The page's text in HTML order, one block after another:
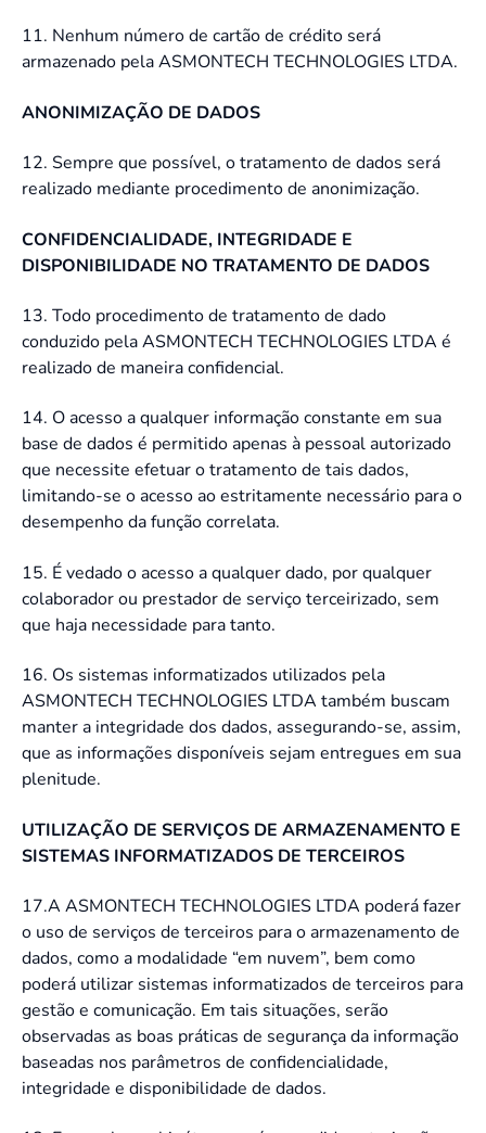
11. Nenhum número de cartão de crédito será
armazenado pela ASMONTECH TECHNOLOGIES LTDA.
ANONIMIZAÇÃO DE DADOS
12. Sempre que possível, o tratamento de dados será
realizado mediante procedimento de anonimização.
CONFIDENCIALIDADE, INTEGRIDADE E
DISPONIBILIDADE NO TRATAMENTO DE DADOS
13. Todo procedimento de tratamento de dado
conduzido pela ASMONTECH TECHNOLOGIES LTDA é
realizado de maneira confidencial.
14. O acesso a qualquer informação constante em sua
base de dados é permitido apenas à pessoal autorizado
que necessite efetuar o tratamento de tais dados,
limitando-se o acesso ao estritamente necessário para o
desempenho da função correlata.
15. É vedado o acesso a qualquer dado, por qualquer
colaborador ou prestador de serviço terceirizado, sem
que haja necessidade para tanto.
16. Os sistemas informatizados utilizados pela
ASMONTECH TECHNOLOGIES LTDA também buscam
manter a integridade dos dados, assegurando-se, assim,
que as informações disponíveis sejam entregues em sua
plenitude.
UTILIZAÇÃO DE SERVIÇOS DE ARMAZENAMENTO E
SISTEMAS INFORMATIZADOS DE TERCEIROS
17.A ASMONTECH TECHNOLOGIES LTDA poderá fazer
o uso de serviços de terceiros para o armazenamento de
dados, como a modalidade “em nuvem”, bem como
poderá utilizar sistemas informatizados de terceiros para
gestão e comunicação. Em tais situações, serão
observadas as boas práticas de segurança da informação
baseadas nos parâmetros de confidencialidade,
integridade e disponibilidade de dados.